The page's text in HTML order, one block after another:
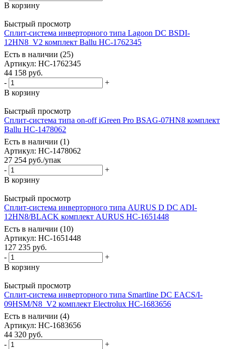
В корзину
Быстрый просмотр
Сплит-система инверторного типа Lagoon DC BSDI-
12HN8_V2 комплект Ballu НС-1762345
Есть в наличии (25)
Артикул: НС-1762345
44 158 руб.
-
+
В корзину
Быстрый просмотр
Сплит-система типа on-off iGreen Pro BSAG-07HN8 комплект
Ballu НС-1478062
Есть в наличии (1)
Артикул: НС-1478062
27 254 руб./упак
-
+
В корзину
Быстрый просмотр
Сплит-система инверторного типа AURUS D DC ADI-
12HN8/BLACK комплект AURUS НС-1651448
Есть в наличии (10)
Артикул: НС-1651448
127 235 руб.
-
+
В корзину
Быстрый просмотр
Сплит-система инверторного типа Smartline DC EACS/I-
09HSM/N8_V2 комплект Electrolux НС-1683656
Есть в наличии (4)
Артикул: НС-1683656
44 320 руб.
-
+